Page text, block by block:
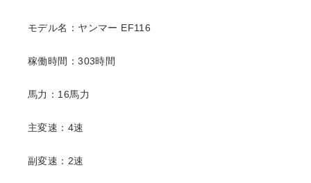
モデル名：ヤンマー EF116
稼働時間：303時間
馬力：16馬力
主変速：4速
副変速：2速